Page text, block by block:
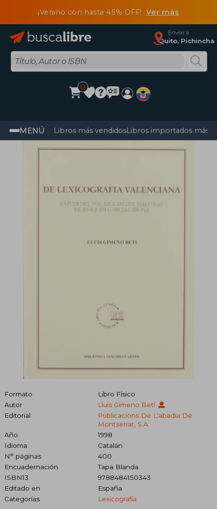
¡Verano con hasta 45% OFF! Ver más
Enviar a
Quito, Pichincha
0
MENÚ Libros más vendidosLibros importados más
Formato
Libro Físico
Autor
Lluís Gimeno Betí
Editorial
Publicacions De L'abadia De
Montserrat, S.A.
Año
1998
Idioma
Catalán
N° páginas
400
Encuadernación
Tapa Blanda
ISBN13
9788484150343
Editado en
España
Categorías
Lexicografía